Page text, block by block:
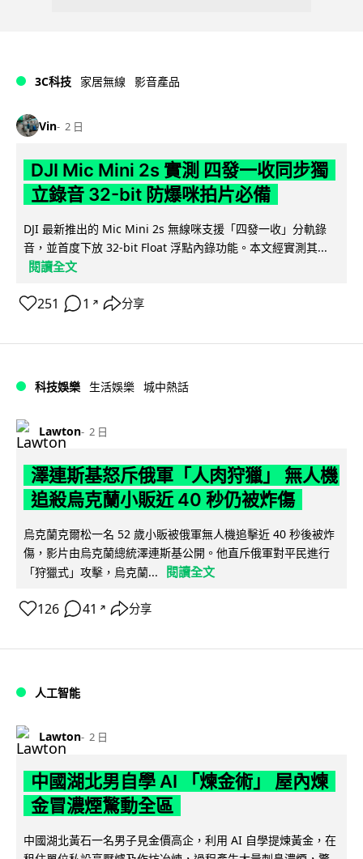
3C科技 家居無線 影音產品
Vin 2 日
DJI Mic Mini 2s 實測 四發一收同步獨
立錄音 32-bit 防爆咪拍片必備
DJI 最新推出的 Mic Mini 2s 無線咪支援「四發一收」分軌錄
音，並首度下放 32-bit Float 浮點內錄功能。本文經實測其...
閱讀全文
251 1 ↗ 分享
科技娛樂 生活娛樂 城中熱話
Lawton 2 日
澤連斯基怒斥俄軍「人肉狩獵」 無人機
追殺烏克蘭小販近 40 秒仍被炸傷
烏克蘭克爾松一名 52 歲小販被俄軍無人機追擊近 40 秒後被炸
傷，影片由烏克蘭總統澤連斯基公開。他直斥俄軍對平民進行
「狩獵式」攻擊，烏克蘭...
閱讀全文
126 41 ↗ 分享
人工智能
Lawton 2 日
中國湖北男自學 AI 「煉金術」 屋內煉
金冒濃煙驚動全區
中國湖北黃石一名男子見金價高企，利用 AI 自學提煉黃金，在